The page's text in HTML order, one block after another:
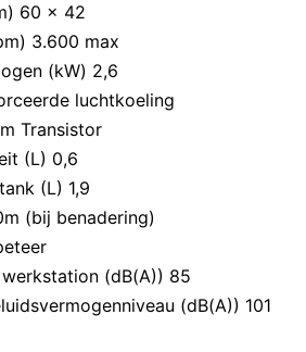
60 x 42
3.600 max
(kW) 2,6
luchtkoeling
Transistor
(L) 0,6
(L) 1,9
(bij benadering)
(dB(A)) 85
(dB(A)) 101